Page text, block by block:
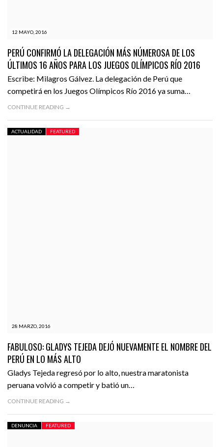
12 MAYO, 2016
PERÚ CONFIRMÓ LA DELEGACIÓN MÁS NÚMEROSA DE LOS
ÚLTIMOS 16 AÑOS PARA LOS JUEGOS OLÍMPICOS RÍO 2016
Escribe: Milagros Gálvez. La delegación de Perú que
competirá en los Juegos Olímpicos Río 2016 ya suma…
CONTINUE READING →
28 MARZO, 2016
ACTUALIDAD FEATURED
FABULOSO: GLADYS TEJEDA DEJÓ NUEVAMENTE EL NOMBRE DEL
PERÚ EN LO MÁS ALTO
Gladys Tejeda regresó por lo alto, nuestra maratonista
peruana volvió a competir y batió un…
CONTINUE READING →
DENUNCIA FEATURED